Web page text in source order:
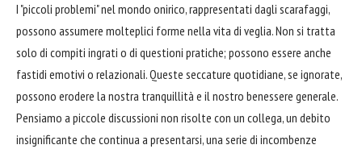
I "piccoli problemi" nel mondo onirico, rappresentati dagli scarafaggi,
possono assumere molteplici forme nella vita di veglia. Non si tratta
solo di compiti ingrati o di questioni pratiche; possono essere anche
fastidi emotivi o relazionali. Queste seccature quotidiane, se ignorate,
possono erodere la nostra tranquillità e il nostro benessere generale.
Pensiamo a piccole discussioni non risolte con un collega, un debito
insignificante che continua a presentarsi, una serie di incombenze